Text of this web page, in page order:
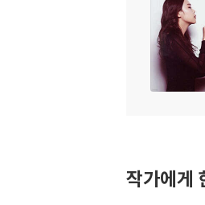
작가에게